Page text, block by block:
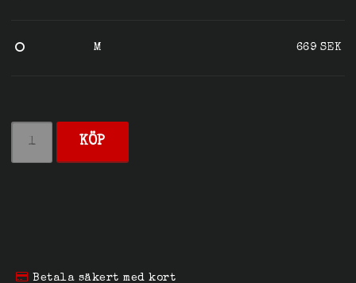
M 669 SEK
KÖP
Betala säkert med kort